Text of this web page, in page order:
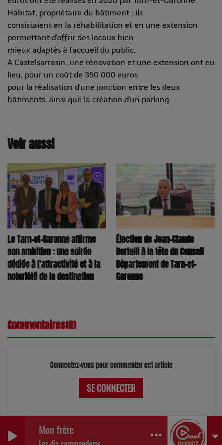
Mon frère
0 0
Habitat, propriétaire du bâtiment ; ils
consistaient en la réhabilitation et en une extension
permettant d'offrir des locaux bien
mieux adaptés à l'accueil du public.
A Castelsarrasin, une rénovation et une extension ont eu
lieu, pour un coût de 350 000 euros
pour la réalisation d'une jonction entre les deux
bâtiments, ainsi que la création d'un parking.
Voir aussi
Le Tarn-et-Garonne affirme
son ambition : une soirée
dédiée à l’attractivité et à la
notoriété de la destination
Élection de Jean-Claude
Bertelli à la tête du Conseil
Département de Tarn-et-
Garonne
Commentaires(0)
Connectez-vous pour commenter cet article
SE CONNECTER